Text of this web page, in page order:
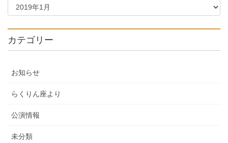
カテゴリー
お知らせ
らくりん座より
公演情報
未分類